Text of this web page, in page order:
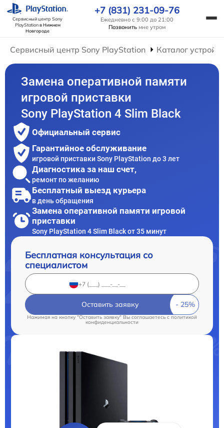
Сервисный центр Sony
PlayStationв Нижнем
Новгороде
+7 (831) 231-09-76
Ежедневно с 9:00 до 21:00
Позвонить мне утром
Сервисный центр Sony PlayStation Каталог
Замена оперативной памяти
игровой приставки
Sony PlayStation 4 Slim Black
Официальный сервис
Гарантийное обслуживание
игровой приставки Sony PlayStation до 3 лет
Диагностика за наш счет,
ремонт по желанию
Бесплатный выезд курьера
в день обращения
Замена оперативной памяти игровой
приставки
Sony PlayStation 4 Slim Black от 35 минут
Бесплатная консультация со
специалистом
Оставить заявку
Нажимая на кнопку "Оставить заявку" Вы соглашаетесь cполитикой
конфиденциальности